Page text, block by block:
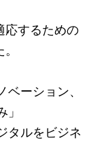
応するための
ーション、
タルをビジネ